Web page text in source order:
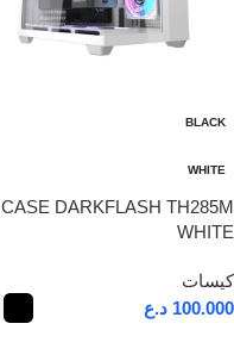
BLACK
WHITE
CASE DARKFLASH TH285M
WHITE
كيسات
100.000 د.ع